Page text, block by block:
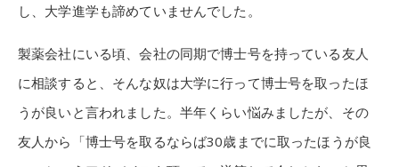
し、大学進学も諦めていませんでした。
製薬会社にいる頃、会社の同期で博士号を持っている友人
に相談すると、そんな奴は大学に行って博士号を取ったほ
うが良いと言われました。半年くらい悩みましたが、その
友人から「博士号を取るならば30歳までに取ったほうが良